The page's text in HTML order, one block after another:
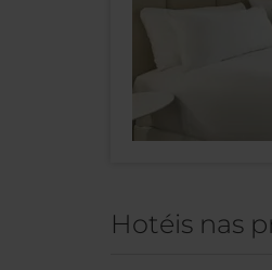
Hotéis nas